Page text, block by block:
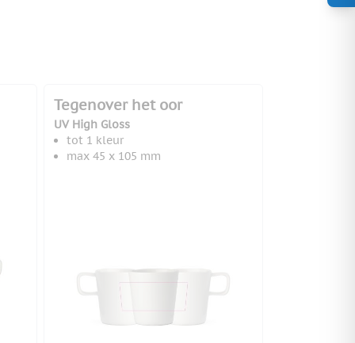
Tegenover het oor
UV High Gloss
tot 1 kleur
max 45 x 105 mm